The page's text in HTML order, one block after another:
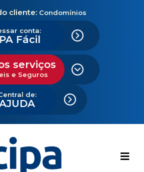
cliente: Condomínios
conta:
Fácil
serviços
e Seguros
de: